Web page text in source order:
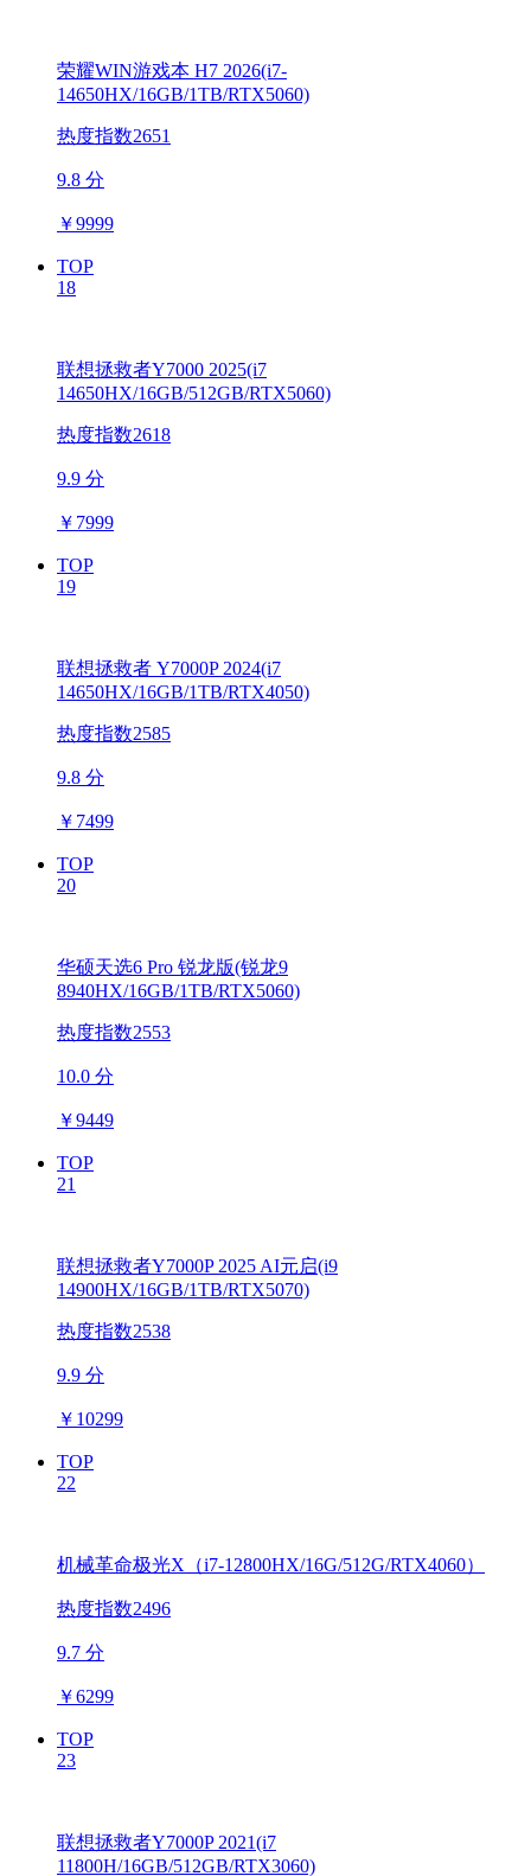
荣耀WIN游戏本 H7 2026(i7-
14650HX/16GB/1TB/RTX5060)
热度指数2651
9.8 分
￥9999
TOP
18
联想拯救者Y7000 2025(i7
14650HX/16GB/512GB/RTX5060)
热度指数2618
9.9 分
￥ 7999
TOP
19
联想拯救者 Y7000P 2024(i7
14650HX/16GB/1TB/RTX4050)
热度指数2585
9.8 分
￥ 7499
TOP
20
华硕天选6 Pro 锐龙版(锐龙9
8940HX/16GB/1TB/RTX5060)
热度指数2553
10.0 分
￥9449
TOP
21
联想拯救者Y7000P 2025 AI元启(i9
14900HX/16GB/1TB/RTX5070)
热度指数2538
9.9 分
￥ 10299
TOP
22
机械革命极光X（i7-12800HX/16G/512G/RTX4060）
热度指数2496
9.7 分
￥6299
TOP
23
联想拯救者Y7000P 2021(i7
11800H/16GB/512GB/RTX3060)